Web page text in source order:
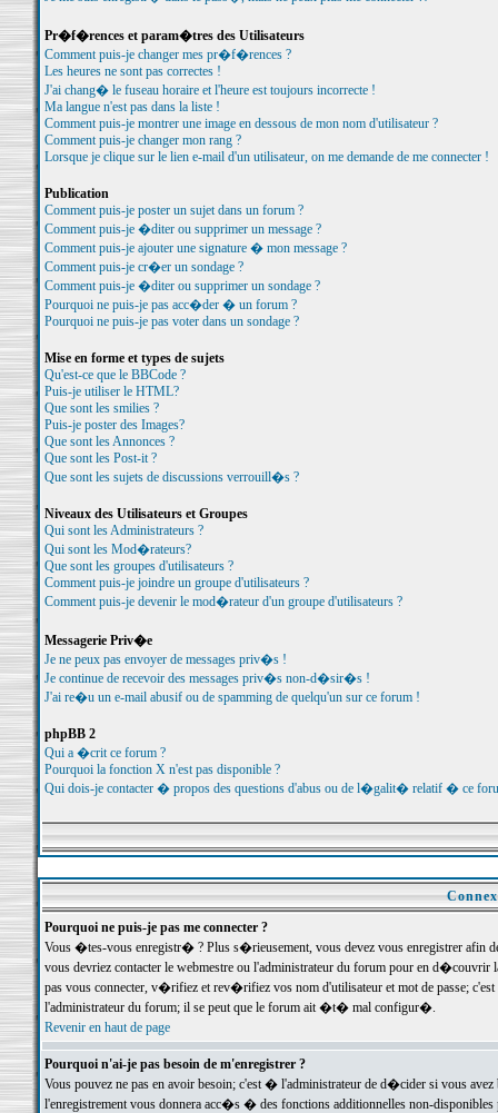
Pr�f�rences et param�tres des Utilisateurs
Comment puis-je changer mes pr�f�rences ?
Les heures ne sont pas correctes !
J'ai chang� le fuseau horaire et l'heure est toujours incorrecte !
Ma langue n'est pas dans la liste !
Comment puis-je montrer une image en dessous de mon nom d'utilisateur ?
Comment puis-je changer mon rang ?
Lorsque je clique sur le lien e-mail d'un utilisateur, on me demande de me connecter !
Publication
Comment puis-je poster un sujet dans un forum ?
Comment puis-je �diter ou supprimer un message ?
Comment puis-je ajouter une signature � mon message ?
Comment puis-je cr�er un sondage ?
Comment puis-je �diter ou supprimer un sondage ?
Pourquoi ne puis-je pas acc�der � un forum ?
Pourquoi ne puis-je pas voter dans un sondage ?
Mise en forme et types de sujets
Qu'est-ce que le BBCode ?
Puis-je utiliser le HTML?
Que sont les smilies ?
Puis-je poster des Images?
Que sont les Annonces ?
Que sont les Post-it ?
Que sont les sujets de discussions verrouill�s ?
Niveaux des Utilisateurs et Groupes
Qui sont les Administrateurs ?
Qui sont les Mod�rateurs?
Que sont les groupes d'utilisateurs ?
Comment puis-je joindre un groupe d'utilisateurs ?
Comment puis-je devenir le mod�rateur d'un groupe d'utilisateurs ?
Messagerie Priv�e
Je ne peux pas envoyer de messages priv�s !
Je continue de recevoir des messages priv�s non-d�sir�s !
J'ai re�u un e-mail abusif ou de spamming de quelqu'un sur ce forum !
phpBB 2
Qui a �crit ce forum ?
Pourquoi la fonction X n'est pas disponible ?
Qui dois-je contacter � propos des questions d'abus ou de l�galit� relatif � ce
Pourquoi ne puis-je pas me connecter ?
Vous �tes-vous enregistr� ? Plus s�rieusement, vous devez vous enregistrer
vous devriez contacter le webmestre ou l'administrateur du forum pour en
pas vous connecter, v�rifiez et rev�rifiez vos nom d'utilisateur et mot de passe;
l'administrateur du forum; il se peut que le forum ait �t� mal configur�.
Revenir en haut de page
Pourquoi n'ai-je pas besoin de m'enregistrer ?
Vous pouvez ne pas en avoir besoin; c'est � l'administrateur de d�cider si vous
l'enregistrement vous donnera acc�s � des fonctions additionnelles non-